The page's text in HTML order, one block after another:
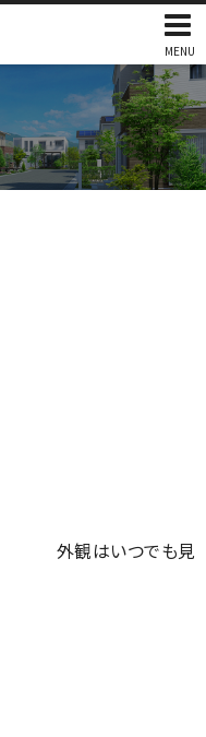
MENU
外観はいつでも見